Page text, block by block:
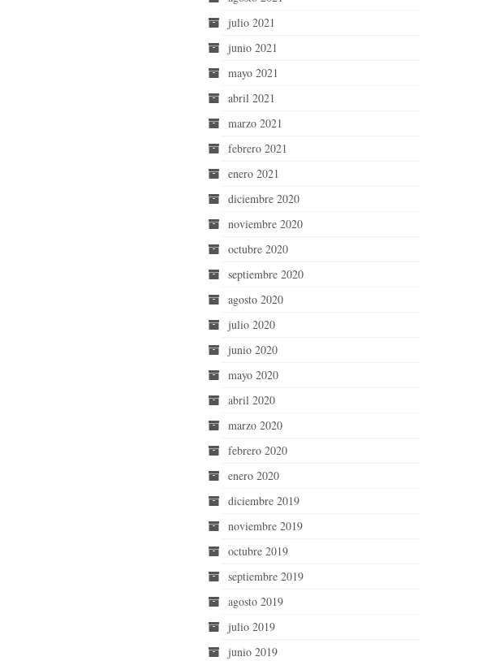
julio 2021
junio 2021
mayo 2021
abril 2021
marzo 2021
febrero 2021
enero 2021
diciembre 2020
noviembre 2020
octubre 2020
septiembre 2020
agosto 2020
julio 2020
junio 2020
mayo 2020
abril 2020
marzo 2020
febrero 2020
enero 2020
diciembre 2019
noviembre 2019
octubre 2019
septiembre 2019
agosto 2019
julio 2019
junio 2019